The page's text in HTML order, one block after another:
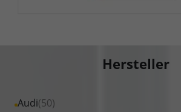
Hersteller
Audi(50)
Alle